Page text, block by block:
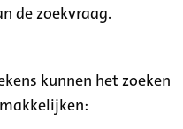
de zoekvraag.
kunnen het zoeken